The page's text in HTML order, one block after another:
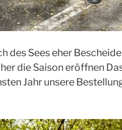
des Sees eher
die Saison eröffnen
Jahr unsere